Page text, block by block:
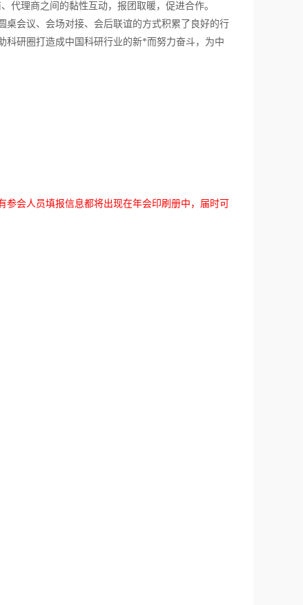
代理商之间的黏性互动，报团取暖，促进合作。
桌会议、会场对接、会后联谊的方式积累了良好的行
科研圈打造成中国科研行业的新*而努力奋斗，为中
会人员填报信息都将出现在年会印刷册中，届时可